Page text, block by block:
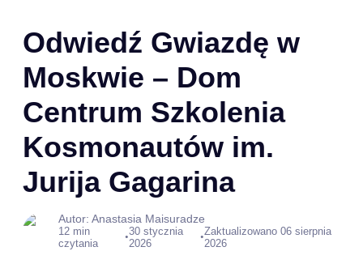
Odwiedź Gwiazdę w
Moskwie – Dom
Centrum Szkolenia
Kosmonautów im.
Jurija Gagarina
Autor: Anastasia Maisuradze
12 min
czytania
•30 stycznia
2026
•Zaktualizowano 06 sierpnia
2026